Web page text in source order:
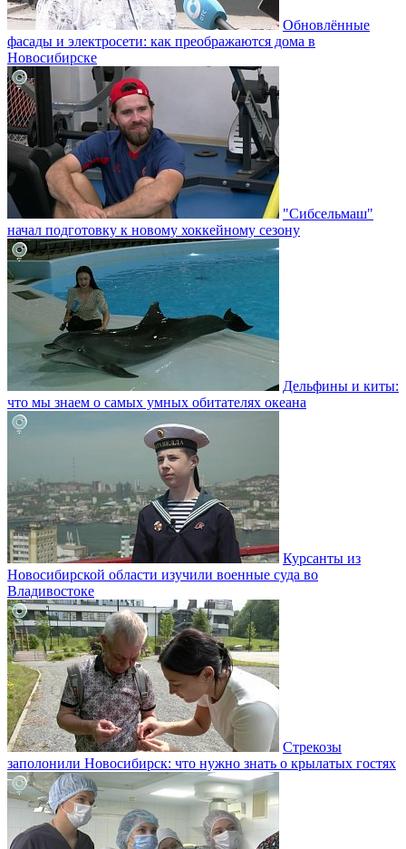
Обновлённые
фасады и электросети: как преображаются дома в
Новосибирске
"Сибсельмаш"
начал подготовку к новому хоккейному сезону
Дельфины и киты:
что мы знаем о самых умных обитателях океана
Курсанты из
Новосибирской области изучили военные суда во
Владивостоке
Стрекозы
заполонили Новосибирск: что нужно знать о крылатых гостях